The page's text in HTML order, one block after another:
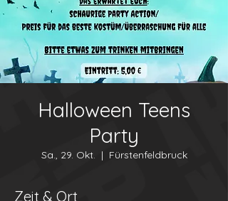
Halloween Teens
Party
Sa., 29. Okt.
  |
Fürstenfeldbruck
Zeit & Ort